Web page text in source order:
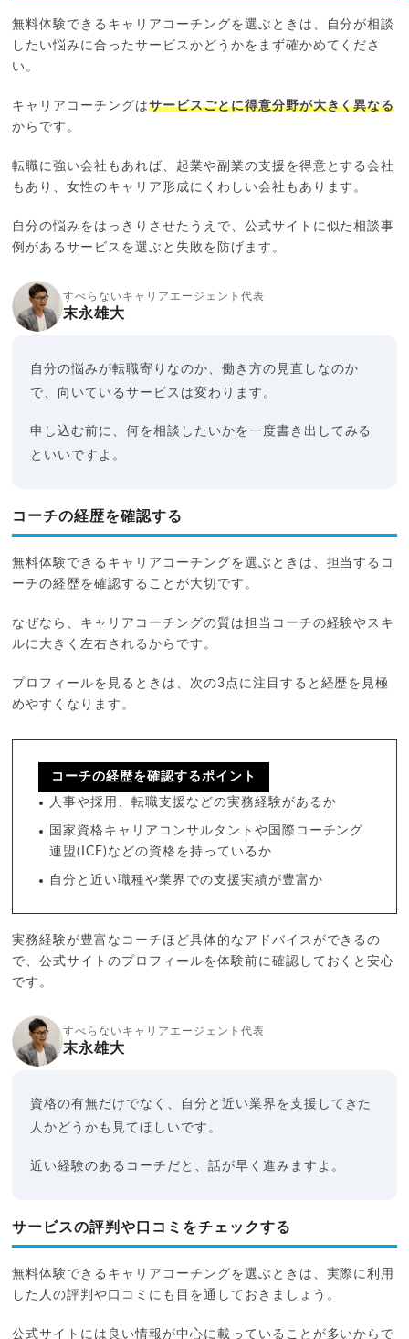
無料体験できるキャリアコーチングを選ぶときは、自分が相談
したい悩みに合ったサービスかどうかをまず確かめてくださ
い。
キャリアコーチングはサービスごとに得意分野が大きく異なる
からです。
転職に強い会社もあれば、起業や副業の支援を得意とする会社
もあり、女性のキャリア形成にくわしい会社もあります。
自分の悩みをはっきりさせたうえで、公式サイトに似た相談事
例があるサービスを選ぶと失敗を防げます。
すべらないキャリアエージェント代表
末永雄大
自分の悩みが転職寄りなのか、働き方の見直しなのか
で、向いているサービスは変わります。
申し込む前に、何を相談したいかを一度書き出してみる
といいですよ。
コーチの経歴を確認する
無料体験できるキャリアコーチングを選ぶときは、担当するコ
ーチの経歴を確認することが大切です。
なぜなら、キャリアコーチングの質は担当コーチの経験やスキ
ルに大きく左右されるからです。
プロフィールを見るときは、次の3点に注目すると経歴を見極
めやすくなります。
コーチの経歴を確認するポイント
人事や採用、転職支援などの実務経験があるか
国家資格キャリアコンサルタントや国際コーチング
連盟(ICF)などの資格を持っているか
自分と近い職種や業界での支援実績が豊富か
実務経験が豊富なコーチほど具体的なアドバイスができるの
で、公式サイトのプロフィールを体験前に確認しておくと安心
です。
すべらないキャリアエージェント代表
末永雄大
資格の有無だけでなく、自分と近い業界を支援してきた
人かどうかも見てほしいです。
近い経験のあるコーチだと、話が早く進みますよ。
サービスの評判や口コミをチェックする
無料体験できるキャリアコーチングを選ぶときは、実際に利用
した人の評判や口コミにも目を通しておきましょう。
公式サイトには良い情報が中心に載っていることが多いからで